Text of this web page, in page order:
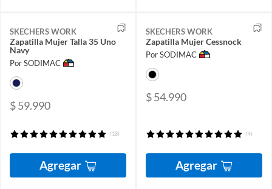
SKECHERS WORK
Zapatilla Mujer Talla 35 Uno
Navy
Por SODIMAC
$ 59.990
(18)
Agregar
SKECHERS WORK
Zapatilla Mujer Cessnock
Por SODIMAC
$ 54.990
(4)
Agregar